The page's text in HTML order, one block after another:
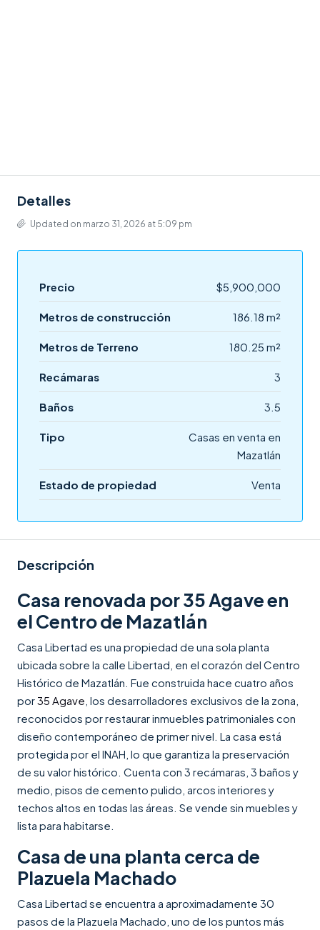
Detalles
Updated on marzo 31, 2026 at 5:09 pm
Precio $5,900,000
Metros de construcción 186.18 m²
Metros de Terreno 180.25 m²
Recámaras 3
Baños 3.5
Tipo
Casas en venta en
Mazatlán
Estado de propiedad Venta
Descripción
Casa renovada por 35 Agave en
el Centro de Mazatlán
Casa Libertad es una propiedad de una sola planta
ubicada sobre la calle Libertad, en el corazón del Centro
Histórico de Mazatlán. Fue construida hace cuatro años
por35 Agave , los desarrolladores exclusivos de la zona,
reconocidos por restaurar inmuebles patrimoniales con
diseño contemporáneo de primer nivel. La casa está
protegida por el INAH, lo que garantiza la preservación
de su valor histórico. Cuenta con 3 recámaras, 3 baños y
medio, pisos de cemento pulido, arcos interiores y
techos altos en todas las áreas. Se vende sin muebles y
lista para habitarse.
Casa de una planta cerca de
Plazuela Machado
Casa Libertad se encuentra a aproximadamente 30
pasos de la Plazuela Machado, uno de los puntos más